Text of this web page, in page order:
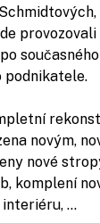
podnikatele.
novým,
nové
komplení
...